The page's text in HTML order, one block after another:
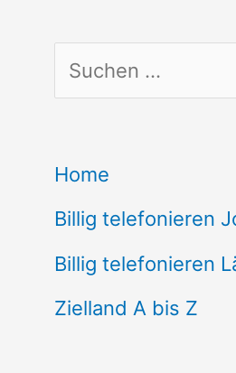
u
h
e
n
n
Home
Billig telefonieren
Billig telefonieren
Zielland A bis Z